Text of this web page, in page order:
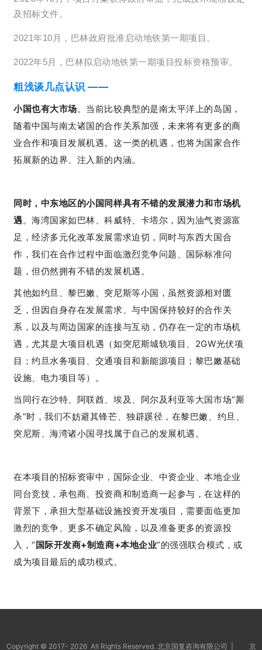
及招标文件。
2021年10月，巴林政府批准启动地铁第一期项目。
2022年5月，巴林拟启动地铁第一期项目投标资格预审。
粗浅谈几点认识 ——
小国也有大市场。当前比较典型的是南太平洋上的岛国，
随着中国与南太诸国的合作关系加强，未来将有更多的商
业合作和项目发展机遇。这一类的机遇，也将为国家合作
拓展新的边界、 注入新的内涵。
同时，中东地区的小国同样具有不错的发展潜力和市场机
遇。海湾国家如巴林、科威特、卡塔尔，因为油气资源富
足，经济多元化改革发展需求迫切，同时与东西大国合
作，我们在合作过程中面临激烈竞争问题、国际标准问
题，但仍然拥有不错的发展机遇。
其他如约旦、黎巴嫩、突尼斯等小国，虽然资源相对匮
乏，但因自身存在发展需求、与中国保持较好的合作关
系，以及与周边国家的连接与互动，仍存在一定的市场机
遇，尤其是大项目机遇（如突尼斯城轨项目、2GW光伏项
目；约旦水务项目、交通项目和新能源项目；黎巴嫩基础
设施、电力项目等）。
当同行在沙特、阿联酋、埃及、阿尔及利亚等大国市场“厮
杀”时，我们不妨避其锋芒、独辟蹊径，在黎巴嫩、约旦、
突尼斯、海湾诸小国寻找属于自己的发展机遇。
在本项目的招标资审中，国际企业、中资企业、本地企业
同台竞技，承包商、投资商和制造商一起参与，在这样的
背景下，承担大型基础设施投资开发项目，需要面临更加
激烈的竞争、更多不确定风险，以及准备更多的资源投
入，“国际开发商+制造商+本地企业”的强强联合模式，或
成为项目最后的成功模式。
Copyright © 2017- 2026 All Rights Reserved. 北京国复咨询有限公司 | 京